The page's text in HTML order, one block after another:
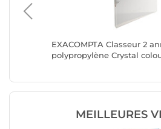
EXACOMPTA Classeur 2
polypropylène Crystal
MEILLEURES